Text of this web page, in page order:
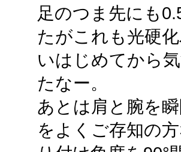
足のつま先にも
たがこれも光硬
いはじめてから
たなー。
あとは肩と腕を
をよくご存知の